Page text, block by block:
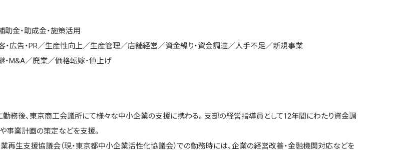
金・助成金・施策活用
・広告・PR／生産性向上／生産管理／店舗経営／資金繰り・資金調達／人手不足／新規事業
M&A／廃業／価格転嫁・値上げ
務後、東京商工会議所にて様々な中小企業の支援に携わる。支部の経営指導員として12年間にわたり資金調
事業計画の策定などを支援。
再生支援協議会（現・東京都中小企業活性化協議会）での勤務時には、企業の経営改善・金融機関対応などを